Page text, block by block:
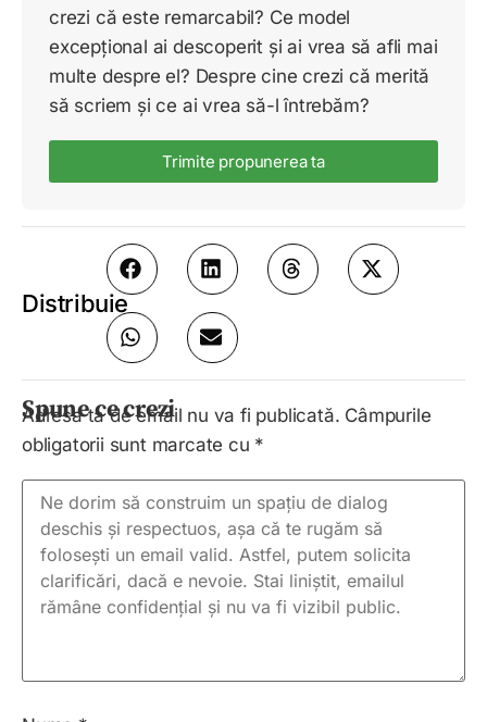
crezi că este remarcabil? Ce model
excepțional ai descoperit și ai vrea să afli mai
multe despre el? Despre cine crezi că merită
să scriem și ce ai vrea să-l întrebăm?
Trimite propunerea ta
Distribuie
Spune ce crezi
Adresa ta de email nu va fi publicată. Câmpurile
obligatorii sunt marcate cu *